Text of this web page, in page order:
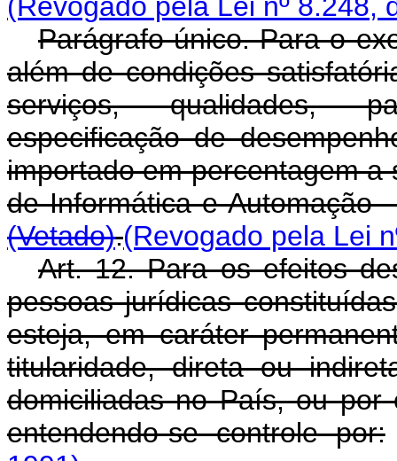
Parágrafo único. Para o
além de condições
serviços, qualidades,
especificação de
importado em percentagem
de Informática e Automação
(Vetado).(Revogado pela Lei
Art. 12. Para os efeitos
pessoas jurídicas
esteja, em caráter
titularidade, direta ou
domiciliadas no País, ou por
entendendo-se controle por: